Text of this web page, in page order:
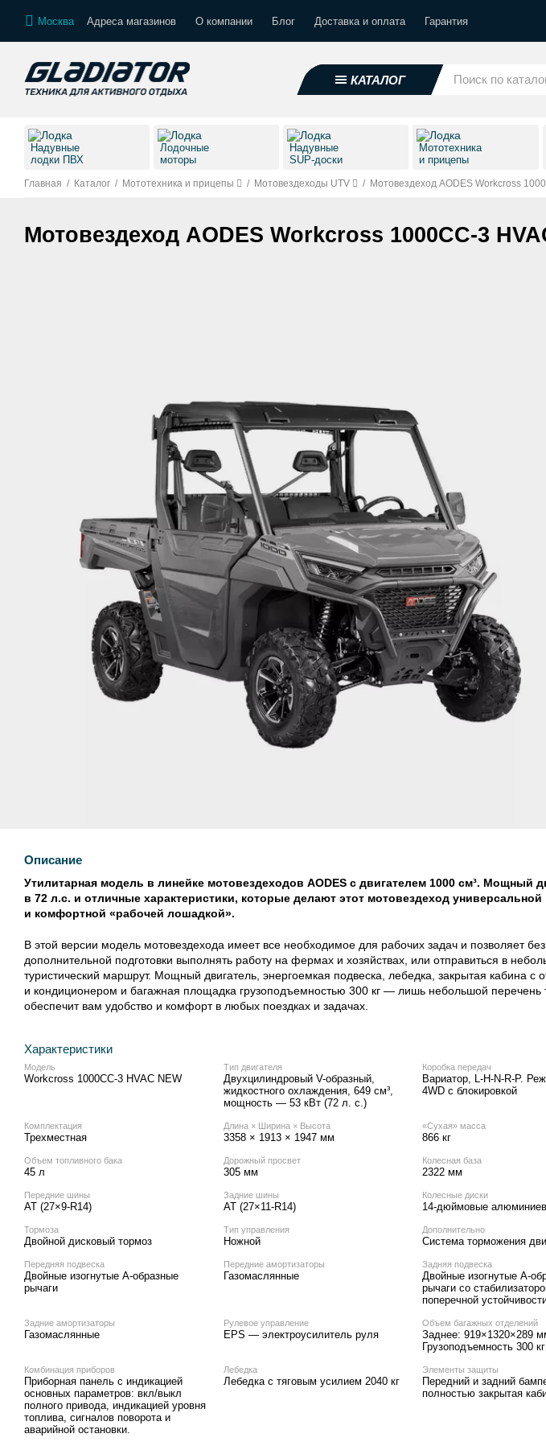
Москва Адреса магазинов О компании Блог Доставка и оплата Гарантия
КАТАЛОГ
Надувные
лодки ПВХ
Лодочные
моторы
Надувные
SUP-доски
Мототехника
и прицепы
Главная / Каталог / Мототехника и прицепы / Мотовездеходы UTV / Мотовездеход AODES Workcross
Мотовездеход AODES Workcross 1000CC-3
Описание
Утилитарная модель в линейке мотовездеходов AODES с двигателем 1000 см³. Мощный
в 72 л.с. и отличные характеристики, которые делают этот мотовездеход универсальной
и комфортной «рабочей лошадкой».
В этой версии модель мотовездехода имеет все необходимое для рабочих задач и позволяет без
дополнительной подготовки выполнять работу на фермах и хозяйствах, или отправиться в
туристический маршрут. Мощный двигатель, энергоемкая подвеска, лебедка, закрытая кабина с
и кондиционером и багажная площадка грузоподъемностью 300 кг — лишь небольшой перечень
обеспечит вам удобство и комфорт в любых поездках и задачах.
Характеристики
Модель
Workcross 1000CC-3 HVAC NEW
Тип двигателя
Двухцилиндровый V-образный,
жидкостного охлаждения, 649 см³,
мощность — 53 кВт (72 л. с.)
Коробка передач
Вариатор, L-H-N-R-P.
4WD с блокировкой
Комплектация
Трехместная
Длина × Ширина × Высота
3358 × 1913 × 1947 мм
«Сухая» масса
866 кг
Объем топливного бака
45 л
Дорожный просвет
305 мм
Колесная база
2322 мм
Передние шины
AT (27×9-R14)
Задние шины
AT (27×11-R14)
Колесные диски
14-дюймовые
Тормоза
Двойной дисковый тормоз
Тип управления
Ножной
Дополнительно
Система торможения
Передняя подвеска
Двойные изогнутые А-образные
рычаги
Передние амортизаторы
Газомаслянные
Задняя подвеска
Двойные изогнутые А-
рычаги со
поперечной
Задние амортизаторы
Газомаслянные
Рулевое управление
EPS — электроусилитель руля
Объем багажных отделений
Заднее: 919×1320×289
Грузоподъемность 300 кг
Комбинация приборов
Приборная панель с индикацией
основных параметров: вкл/выкл
полного привода, индикацией уровня
топлива, сигналов поворота и
аварийной остановки.
Лебедка
Лебедка с тяговым усилием 2040 кг
Элементы защиты
Передний и задний
полностью закрытая